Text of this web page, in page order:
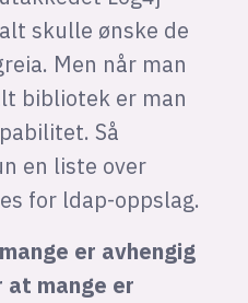
skulle ønske de
Men når man
bibliotek er man
Så
en liste over
for ldap-oppslag.
er avhengig
mange er